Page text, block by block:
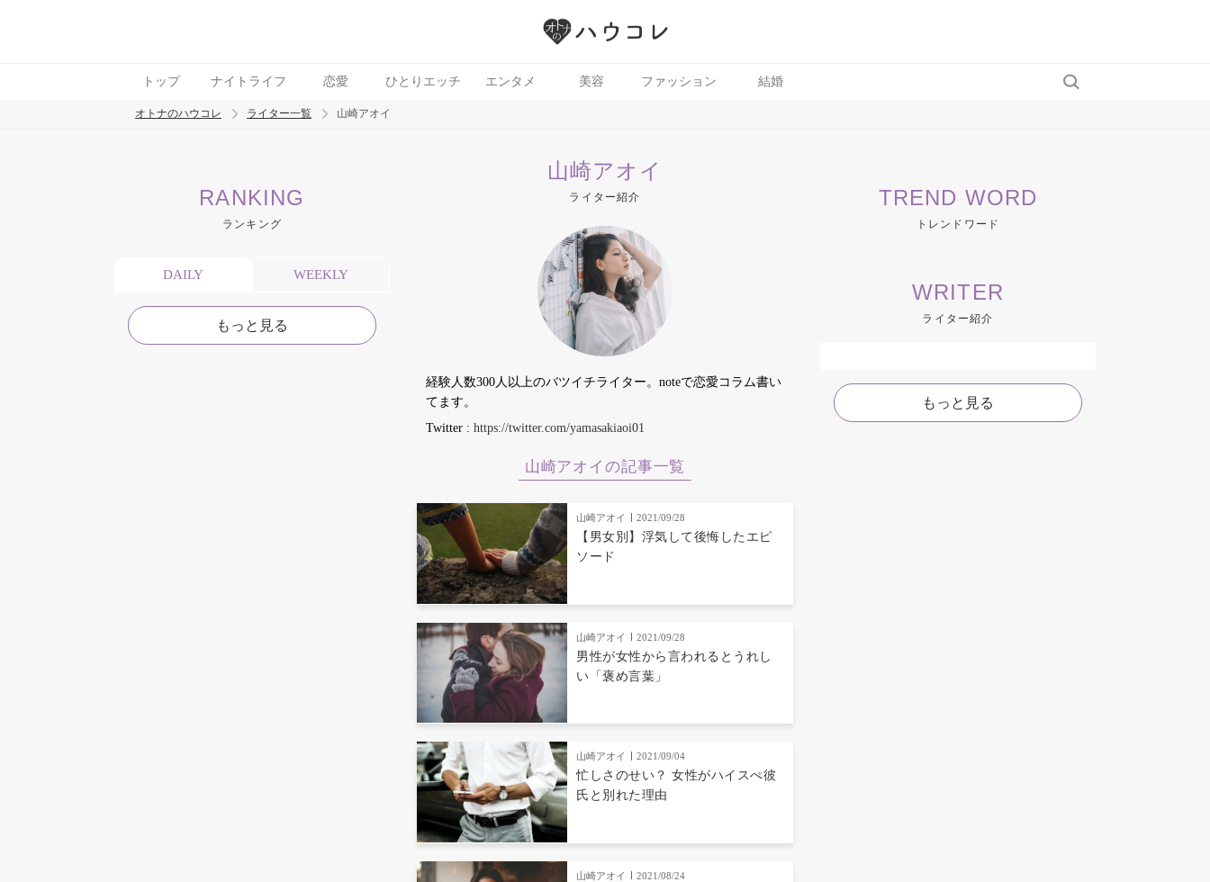
トップ ナイトライフ 恋愛 ひとりエッチ エンタメ 美容 ファッション 結婚
トレンド ワード
オトナのハウコレ ライター一覧 山崎アオイ
RANKING
ランキング
DAILY WEEKLY
もっと見る
山崎アオイ
ライター紹介
経験人数300人以上のバツイチライター。noteで恋愛コラム書い
てます。
Twitter : https://twitter.com/yamasakiaoi01
山崎アオイの記事一覧
山崎アオイ 2021/09/28
【男女別】浮気して後悔したエピ
ソード
山崎アオイ 2021/09/28
男性が女性から言われるとうれし
い「褒め言葉」
山崎アオイ 2021/09/04
忙しさのせい？ 女性がハイスぺ彼
氏と別れた理由
山崎アオイ 2021/08/24
TREND WORD
トレンドワード
WRITER
ライター紹介
もっと見る